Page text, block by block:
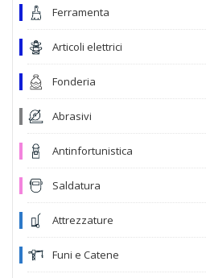
Ferramenta
Articoli elettrici
Fonderia
Abrasivi
Antinfortunistica
Saldatura
Attrezzature
Funi e Catene